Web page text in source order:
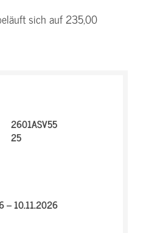
sich auf 235,00
2601ASV55
25
– 10.11.2026